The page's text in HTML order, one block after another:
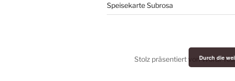
Speisekarte Subrosa
Stolz präsentiert vonDurch die